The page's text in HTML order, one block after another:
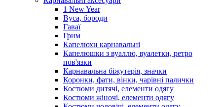
1 New Year
Вуса, бороди
Гаваї
Грим
Капелюхи карнавальні
Капелюшки з вуаллю, вуалетки, ретро
пов'язки
Карнавальна біжутерія, значки
Коронки, фати, вінки, чарівні палички
Костюми дитячі, елементи одягу
Костюми жіночі, елементи одягу